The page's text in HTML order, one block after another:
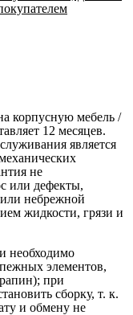
корпусную мебель /
12 месяцев.
является
не
или дефекты,
небрежной
жидкости, грязи и
необходимо
элементов,
при
сборку, т. к.
и обмену не